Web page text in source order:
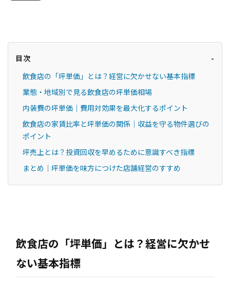
目次
飲食店の「坪単価」とは？経営に欠かせない基本指標
業態・地域別で見る飲食店の坪単価相場
内装費の坪単価｜費用対効果を最大化するポイント
飲食店の家賃比率と坪単価の関係｜収益を守る物件選びの
ポイント
坪売上とは？投資回収を早めるために意識すべき指標
まとめ｜坪単価を味方につけた店舗経営のすすめ
飲食店の「坪単価」とは？経営に欠かせ
ない基本指標